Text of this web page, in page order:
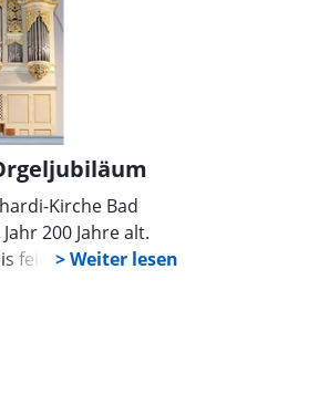
Kirche Bad
200 Jahre alt.
feiert die